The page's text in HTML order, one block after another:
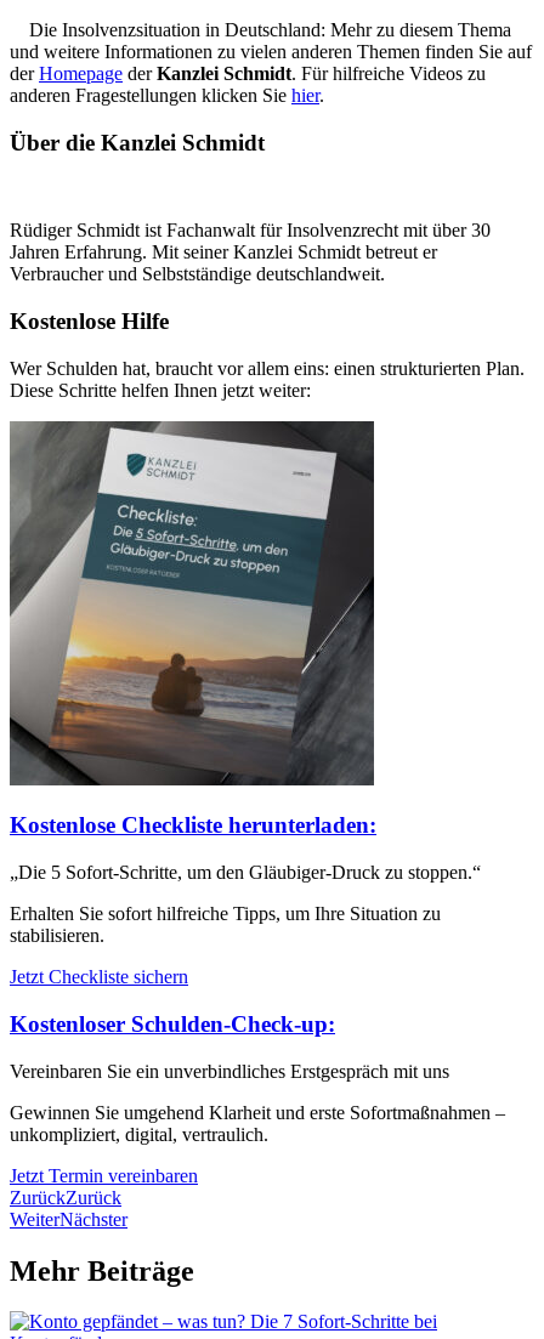
Die Insolvenzsituation in Deutschland: Mehr zu diesem Thema
und weitere Informationen zu vielen anderen Themen finden Sie auf
derHomepage derKanzlei Schmidt. Für hilfreiche Videos zu
anderen Fragestellungen klicken Sie hier.
Über die Kanzlei Schmidt
Rüdiger Schmidt ist Fachanwalt für Insolvenzrecht mit über 30
Jahren Erfahrung. Mit seiner Kanzlei Schmidt betreut er
Verbraucher und Selbstständige deutschlandweit.
Kostenlose Hilfe
Wer Schulden hat, braucht vor allem eins: einen strukturierten Plan.
Diese Schritte helfen Ihnen jetzt weiter:
Kostenlose Checkliste herunterladen:
„Die 5 Sofort-Schritte, um den Gläubiger-Druck zu stoppen.“
Erhalten Sie sofort hilfreiche Tipps, um Ihre Situation zu
stabilisieren.
Jetzt Checkliste sichern
Kostenloser Schulden-Check-up:
Vereinbaren Sie ein unverbindliches Erstgespräch mit uns
Gewinnen Sie umgehend Klarheit und erste Sofortmaßnahmen –
unkompliziert, digital, vertraulich.
Jetzt Termin vereinbaren
ZurückZurück
WeiterNächster
Mehr Beiträge